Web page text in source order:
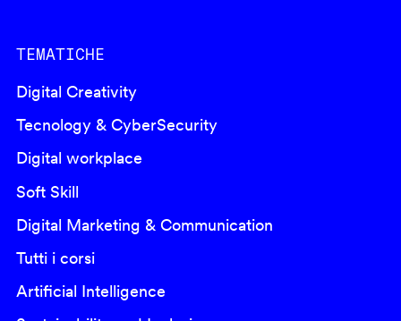
TEMATICHE
Digital Creativity
Tecnology & CyberSecurity
Digital workplace
Soft Skill
Digital Marketing & Communication
Tutti i corsi
Artificial Intelligence